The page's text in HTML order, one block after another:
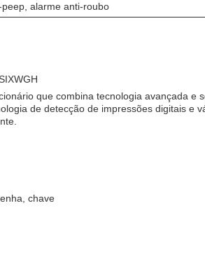
alarme anti-roubo
que combina tecnologia avançada
de detecção de impressões digitais
chave